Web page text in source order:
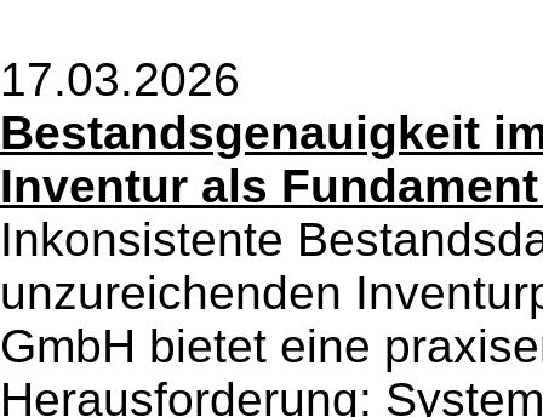
17.03.2026
Bestandsgenauigkeit
Inventur als
Inkonsistente
unzureichenden
GmbH bietet eine
Herausforderung: